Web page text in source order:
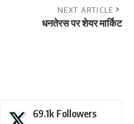
NEXT ARTICLE
धनतेरस पर शेयर मार्किट
69.1k Followers